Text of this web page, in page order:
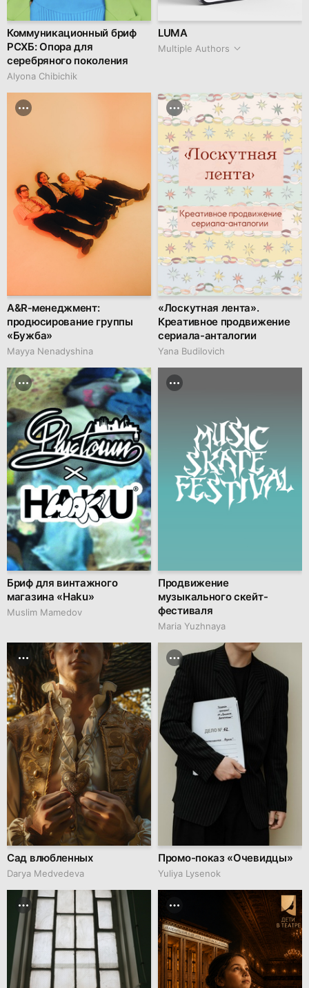
Коммуникационный бриф
РСХБ: Опора для
серебряного поколения
Alyona Chibichik
LUMA
Multiple Authors
A&R‑менеджмент:
продюсирование группы
«Бужба»
Mayya Nenadyshina
«Лоскутная лента».
Креативное продвижение
сериала-анталогии
Yana Budilovich
Бриф для винтажного
магазина «Haku»
Muslim Mamedov
Продвижение
музыкального скейт-
фестиваля
Maria Yuzhnaya
Сад влюбленных
Darya Medvedeva
Промо-показ «Очевидцы»
Yuliya Lysenok